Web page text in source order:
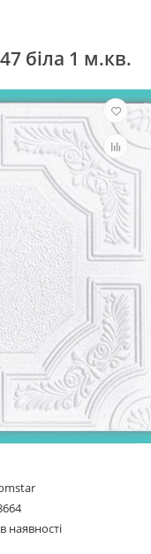
біла 1 м.кв.
наявності